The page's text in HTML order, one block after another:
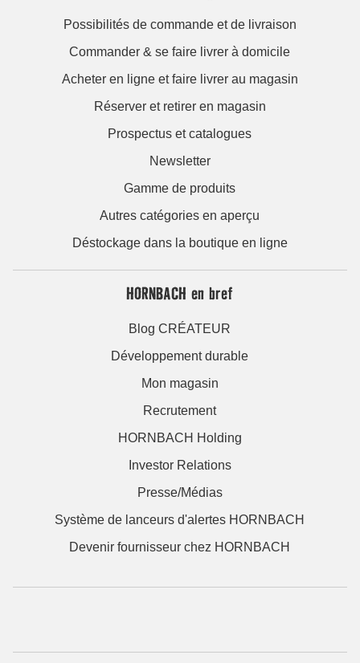
Possibilités de commande et de livraison
Commander & se faire livrer à domicile
Acheter en ligne et faire livrer au magasin
Réserver et retirer en magasin
Prospectus et catalogues
Newsletter
Gamme de produits
Autres catégories en aperçu
Déstockage dans la boutique en ligne
HORNBACH en bref
Blog CRÉATEUR
Développement durable
Mon magasin
Recrutement
HORNBACH Holding
Investor Relations
Presse/Médias
Système de lanceurs d'alertes HORNBACH
Devenir fournisseur chez HORNBACH